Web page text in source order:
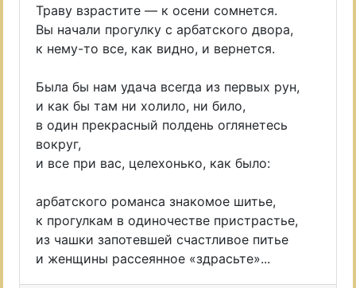
Траву взрастите — к осени сомнется.
Вы начали прогулку с арбатского двора,
к нему-то все, как видно, и вернется.
Была бы нам удача всегда из первых рун,
и как бы там ни холило, ни било,
в один прекрасный полдень оглянетесь
вокруг,
и все при вас, целехонько, как было:
арбатского романса знакомое шитье,
к прогулкам в одиночестве пристрастье,
из чашки запотевшей счастливое питье
и женщины рассеянное «здрасьте»...